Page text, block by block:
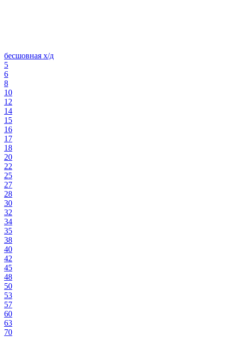
бесшовная х/д
5
6
8
10
12
14
15
16
17
18
20
22
25
27
28
30
32
34
35
38
40
42
45
48
50
53
57
60
63
70